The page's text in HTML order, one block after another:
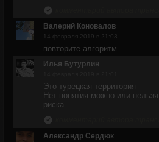
Валерий Коновалов
14 февраля 2019 в 21:03
повторите алгоритм
Илья Бутурлин
Это турецкая территория
Нет понятия можно или
риска
Александр Сердюк